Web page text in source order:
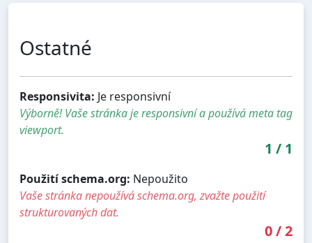
Ostatné
Responsivita: Je responsivní
Výborně! Vaše stránka je responsivní a používá meta tag
viewport.
1 / 1
Použití schema.org: Nepoužito
Vaše stránka nepoužívá schema.org, zvažte použití
strukturovaných dat.
0/2